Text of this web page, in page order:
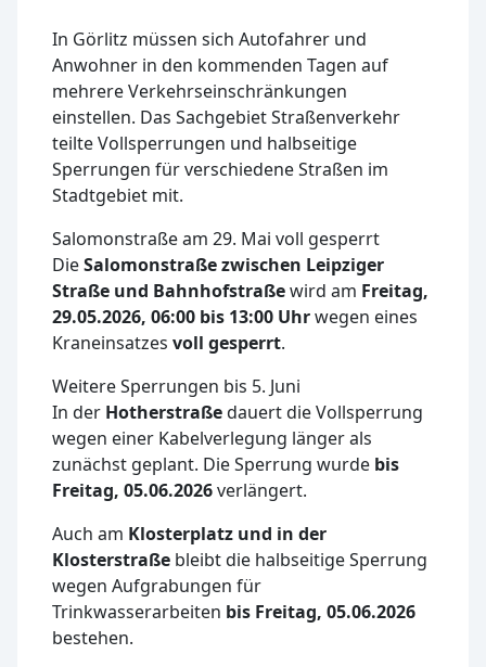
In Görlitz müssen sich Autofahrer und
Anwohner in den kommenden Tagen auf
mehrere Verkehrseinschränkungen
einstellen. Das Sachgebiet Straßenverkehr
teilte Vollsperrungen und halbseitige
Sperrungen für verschiedene Straßen im
Stadtgebiet mit.
Salomonstraße am 29. Mai voll gesperrt
DieSalomonstraße zwischen Leipziger
Straße und Bahnhofstraßewird am Freitag,
29.05.2026, 06:00 bis 13:00 Uhrwegen eines
Kraneinsatzes voll gesperrt.
Weitere Sperrungen bis 5. Juni
In der Hotherstraßedauert die Vollsperrung
wegen einer Kabelverlegung länger als
zunächst geplant. Die Sperrung wurde bis
Freitag, 05.06.2026verlängert.
Auch am Klosterplatz und in der
Klosterstraße bleibt die halbseitige Sperrung
wegen Aufgrabungen für
Trinkwasserarbeiten bis Freitag, 05.06.2026
bestehen.